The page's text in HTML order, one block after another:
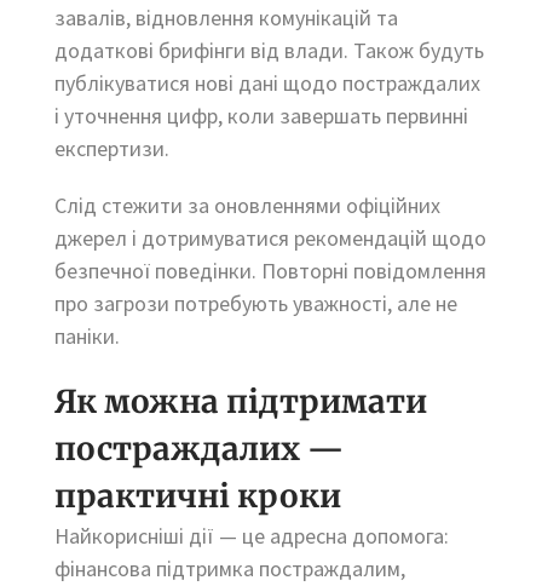
завалів, відновлення комунікацій та
додаткові брифінги від влади. Також будуть
публікуватися нові дані щодо постраждалих
і уточнення цифр, коли завершать первинні
експертизи.
Слід стежити за оновленнями офіційних
джерел і дотримуватися рекомендацій щодо
безпечної поведінки. Повторні повідомлення
про загрози потребують уважності, але не
паніки.
Як можна підтримати
постраждалих —
практичні кроки
Найкорисніші дії — це адресна допомога:
фінансова підтримка постраждалим,